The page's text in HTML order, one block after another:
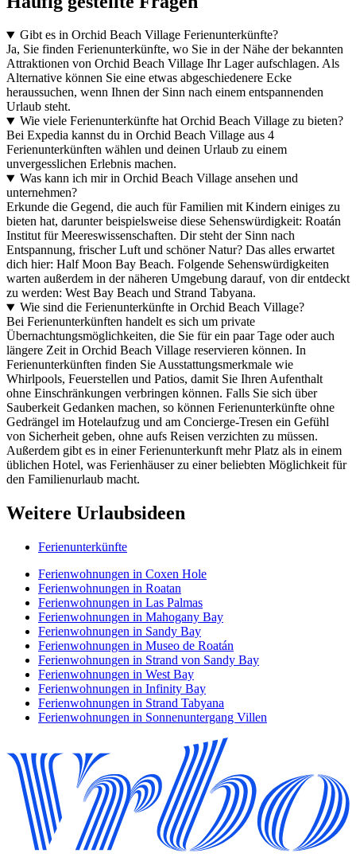
Gibt es in Orchid Beach Village Ferienunterkünfte?
Ja, Sie finden Ferienunterkünfte, wo Sie in der Nähe der bekannten
Attraktionen von Orchid Beach Village Ihr Lager aufschlagen. Als
Alternative können Sie eine etwas abgeschiedenere Ecke
heraussuchen, wenn Ihnen der Sinn nach einem entspannenden
Urlaub steht.
Wie viele Ferienunterkünfte hat Orchid Beach Village zu bieten?
Bei Expedia kannst du in Orchid Beach Village aus 4
Ferienunterkünften wählen und deinen Urlaub zu einem
unvergesslichen Erlebnis machen.
Was kann ich mir in Orchid Beach Village ansehen und
unternehmen?
Erkunde die Gegend, die auch für Familien mit Kindern einiges zu
bieten hat, darunter beispielsweise diese Sehenswürdigkeit: Roatán
Institut für Meereswissenschaften. Dir steht der Sinn nach
Entspannung, frischer Luft und schöner Natur? Das alles erwartet
dich hier: Half Moon Bay Beach. Folgende Sehenswürdigkeiten
warten außerdem in der näheren Umgebung darauf, von dir entdeckt
zu werden: West Bay Beach und Strand Tabyana.
Wie sind die Ferienunterkünfte in Orchid Beach Village?
Bei Ferienunterkünften handelt es sich um private
Übernachtungsmöglichkeiten, die Sie für ein paar Tage oder auch
längere Zeit in Orchid Beach Village reservieren können. In
Ferienunterkünften finden Sie Ausstattungsmerkmale wie
Whirlpools, Feuerstellen und Patios, damit Sie Ihren Aufenthalt
ohne Einschränkungen verbringen können. Falls Sie sich über
Sauberkeit Gedanken machen, so können Ferienunterkünfte ohne
Gedrängel im Hotelaufzug und am Concierge-Tresen ein Gefühl
von Sicherheit geben, ohne aufs Reisen verzichten zu müssen.
Außerdem gibt es in einer Ferienunterkunft mehr Platz als in einem
üblichen Hotel, was Ferienhäuser zu einer beliebten Möglichkeit für
den Familienurlaub macht.
Weitere Urlaubsideen
Ferienunterkünfte
Ferienwohnungen in Coxen Hole
Ferienwohnungen in Roatan
Ferienwohnungen in Las Palmas
Ferienwohnungen in Mahogany Bay
Ferienwohnungen in Sandy Bay
Ferienwohnungen in Museo de Roatán
Ferienwohnungen in Strand von Sandy Bay
Ferienwohnungen in West Bay
Ferienwohnungen in Infinity Bay
Ferienwohnungen in Strand Tabyana
Ferienwohnungen in Sonnenuntergang Villen